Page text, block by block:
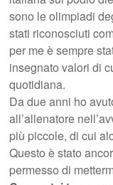
sono le olimpiadi
stati riconosciuti
per me è sempre
insegnato valori di
quotidiana.
Da due anni ho
all’allenatore
più piccole, di cui
Questo è stato
permesso di